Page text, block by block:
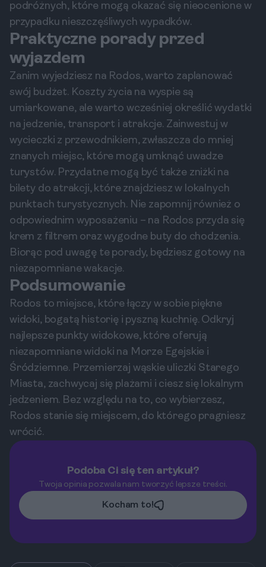
podróżnych, które mogą okazać się nieocenione w
przypadku nieszczęśliwych wypadków.
Praktyczne porady przed
wyjazdem
Zanim wyjedziesz na Rodos, warto zaplanować
swój budżet. Koszty życia na wyspie są
umiarkowane, ale warto wcześniej określić wydatki
na jedzenie, transport i atrakcje. Zainwestuj w
wycieczki z przewodnikiem, zwłaszcza do mniej
znanych miejsc, które mogą umknąć uwadze
turystów. Przydatne mogą być także zniżki na
bilety do atrakcji, które znajdziesz w lokalnych
punktach turystycznych. Nie zapomnij również o
odpowiednim wyposażeniu – na Rodos przyda się
krem z filtrem oraz wygodne buty do chodzenia.
Biorąc pod uwagę te porady, będziesz gotowy na
niezapomniane wakacje.
Podsumowanie
Rodos to miejsce, które łączy w sobie piękne
widoki, bogatą historię i pyszną kuchnię. Odkryj
najlepsze punkty widokowe, które oferują
niezapomniane widoki na Morze Egejskie i
Śródziemne. Przemierzaj wąskie uliczki Starego
Miasta, zachwycaj się plażami i ciesz się lokalnym
jedzeniem. Bez względu na to, co wybierzesz,
Rodos stanie się miejscem, do którego pragniesz
wrócić.
Podoba Ci się ten artykuł?
Twoja opinia pozwala nam tworzyć lepsze treści.
Kocham to!